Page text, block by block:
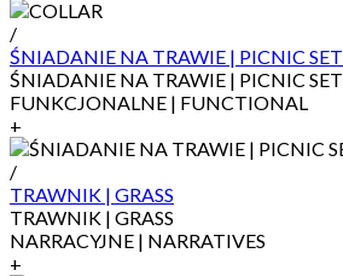
/
ŚNIADANIE NA TRAWIE | PICNIC SET
ŚNIADANIE NA TRAWIE | PICNIC SET
FUNKCJONALNE | FUNCTIONAL
+
/
TRAWNIK | GRASS
TRAWNIK | GRASS
NARRACYJNE | NARRATIVES
+